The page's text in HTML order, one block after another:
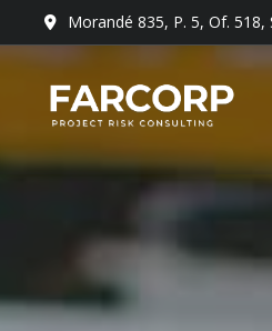
Morandé 835, P. 5, Of. 518,